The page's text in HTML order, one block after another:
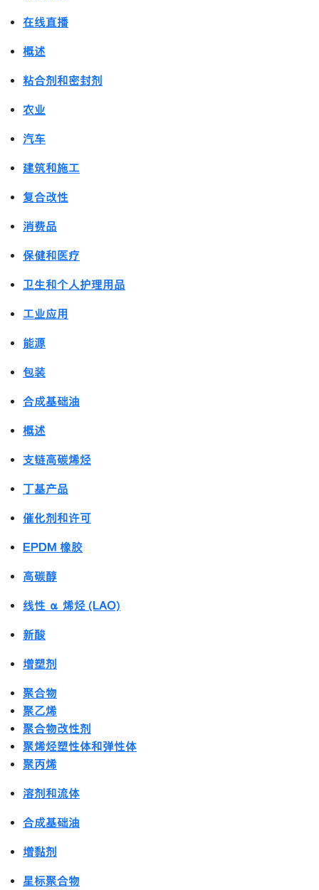
在线直播
概述
粘合剂和密封剂
农业
汽车
建筑和施工
复合改性
消费品
保健和医疗
卫生和个人护理用品
工业应用
能源
包装
合成基础油
概述
支链高碳烯烃
丁基产品
催化剂和许可
EPDM 橡胶
高碳醇
线性 α 烯烃 (LAO)
新酸
增塑剂
聚合物
聚乙烯
聚合物改性剂
聚烯烃塑性体和弹性体
聚丙烯
溶剂和流体
合成基础油
增黏剂
星标聚合物